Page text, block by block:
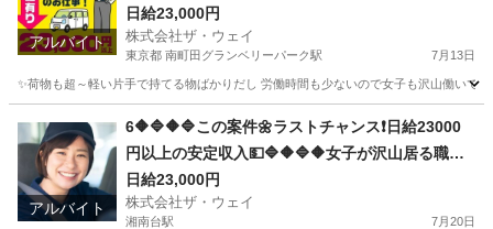
アルバイト
日給23000円以上可❗️安定収入😄軽貨物ドライバー
💥完全週休2日制だよ💗
日給23,000円
株式会社ザ・ウェイ
東京都 南町田グランベリーパーク駅 7月13日
✨荷物も超～軽い片手で持てる物ばかりだし 労働時間も少ないので女子も沢山働いて
南町田グランベリーパーク駅 配送 ギグワーク
アルバイト
6🔶🔷🔶🔷この案件🌼ラストチャンス❗️日給23000
円以上の安定収入💵🔷🔶🔷🔶女子が沢山居る職場
～🎵お気軽に御応募ください😄
日給23,000円
株式会社ザ・ウェイ
湘南台駅 7月20日